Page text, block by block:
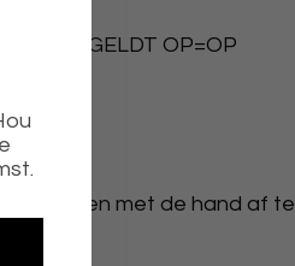
ALLES GELDT OP=OP
te voren met de hand af te